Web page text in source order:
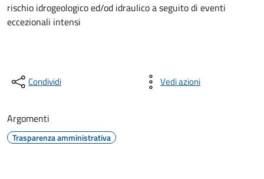
rischio idrogeologico ed/od idraulico a seguito di eventi
eccezionali intensi
Condividi Vedi azioni
Argomenti
Trasparenza amministrativa